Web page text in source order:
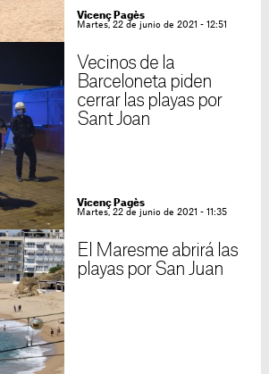
Vicenç Pagès
Martes, 22 de junio de 2021 - 12:51
Vecinos de la
Barceloneta piden
cerrar las playas por
Sant Joan
Vicenç Pagès
Martes, 22 de junio de 2021 - 11:35
El Maresme abrirá las
playas por San Juan